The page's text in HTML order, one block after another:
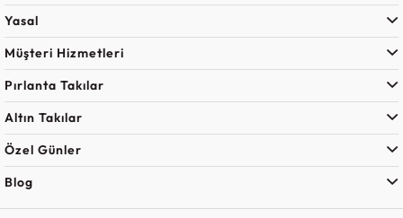
Yasal
Müşteri Hizmetleri
Pırlanta Takılar
Altın Takılar
Özel Günler
Blog